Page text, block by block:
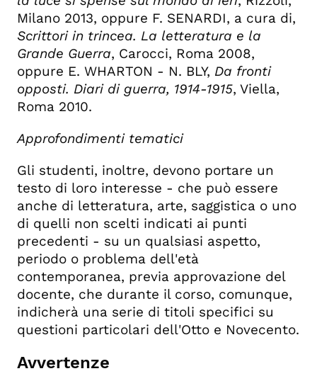
Milano 2013, oppure F. SENARDI, a cura di,
Scrittori in trincea. La letteratura e la
Grande Guerra, Carocci, Roma 2008,
oppure E. WHARTON - N. BLY, Da fronti
opposti. Diari di guerra, 1914-1915, Viella,
Roma 2010.
Approfondimenti tematici
Gli studenti, inoltre, devono portare un
testo di loro interesse - che può essere
anche di letteratura, arte, saggistica o uno
di quelli non scelti indicati ai punti
precedenti - su un qualsiasi aspetto,
periodo o problema dell'età
contemporanea, previa approvazione del
docente, che durante il corso, comunque,
indicherà una serie di titoli specifici su
questioni particolari dell'Otto e Novecento.
Avvertenze